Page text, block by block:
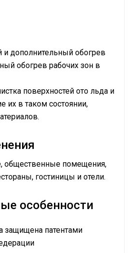
и дополнительный обогрев
обогрев рабочих зон в
поверхностей ото льда и
их в таком состоянии,
общественные помещения,
гостиницы и отели.
особенности
защищена патентами